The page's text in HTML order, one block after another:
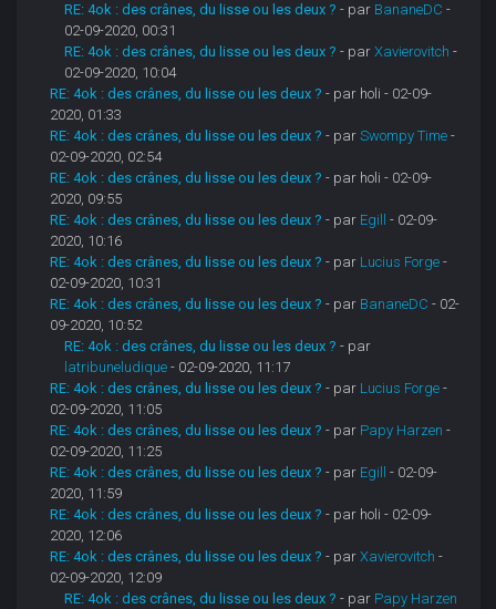
RE: 4ok : des crânes, du lisse ou les deux ? - par BananeDC -
02-09-2020, 00:31
RE: 4ok : des crânes, du lisse ou les deux ? - parXavierovitch -
02-09-2020, 10:04
RE: 4ok : des crânes, du lisse ou les deux ? - par holi - 02-09-
2020, 01:33
RE: 4ok : des crânes, du lisse ou les deux ? - parSwompy Time -
02-09-2020, 02:54
RE: 4ok : des crânes, du lisse ou les deux ? - par holi - 02-09-
2020, 09:55
RE: 4ok : des crânes, du lisse ou les deux ? - par Egill
- 02-09-
2020, 10:16
RE: 4ok : des crânes, du lisse ou les deux ? - par Lucius Forge -
02-09-2020, 10:31
RE: 4ok : des crânes, du lisse ou les deux ? - par BananeDC - 02-
09-2020, 10:52
RE: 4ok : des crânes, du lisse ou les deux ? - par
latribuneludique - 02-09-2020, 11:17
RE: 4ok : des crânes, du lisse ou les deux ? - par Lucius Forge -
02-09-2020, 11:05
RE: 4ok : des crânes, du lisse ou les deux ? - par Papy Harzen -
02-09-2020, 11:25
RE: 4ok : des crânes, du lisse ou les deux ? - par Egill
- 02-09-
2020, 11:59
RE: 4ok : des crânes, du lisse ou les deux ? - par holi - 02-09-
2020, 12:06
RE: 4ok : des crânes, du lisse ou les deux ? - parXavierovitch -
02-09-2020, 12:09
RE: 4ok : des crânes, du lisse ou les deux ? - par Papy Harzen